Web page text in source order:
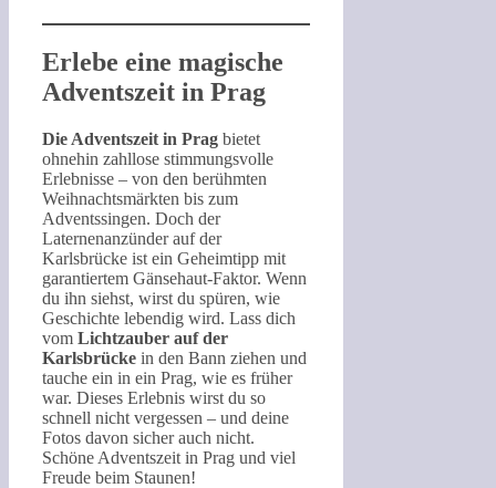
Erlebe eine magische
Adventszeit in Prag
Die Adventszeit in Prag bietet
ohnehin zahllose stimmungsvolle
Erlebnisse – von den berühmten
Weihnachtsmärkten bis zum
Adventssingen. Doch der
Laternenanzünder auf der
Karlsbrücke ist ein Geheimtipp mit
garantiertem Gänsehaut-Faktor. Wenn
du ihn siehst, wirst du spüren, wie
Geschichte lebendig wird. Lass dich
vom Lichtzauber auf der
Karlsbrücke in den Bann ziehen und
tauche ein in ein Prag, wie es früher
war. Dieses Erlebnis wirst du so
schnell nicht vergessen – und deine
Fotos davon sicher auch nicht.
Schöne Adventszeit in Prag und viel
Freude beim Staunen!